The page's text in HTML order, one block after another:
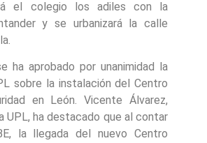
el colegio los adiles con la
y se urbanizará la calle
ha aprobado por unanimidad la
sobre la instalación del Centro
en León. Vicente Álvarez,
UPL, ha destacado que al contar
la llegada del nuevo Centro